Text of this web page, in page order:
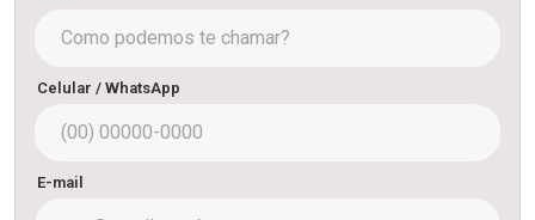
Celular / WhatsApp
E-mail